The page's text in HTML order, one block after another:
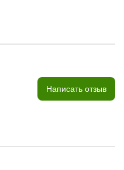
Написать отзыв